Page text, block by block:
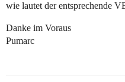
wie lautet der entsprechende
Danke im Voraus
Pumarc